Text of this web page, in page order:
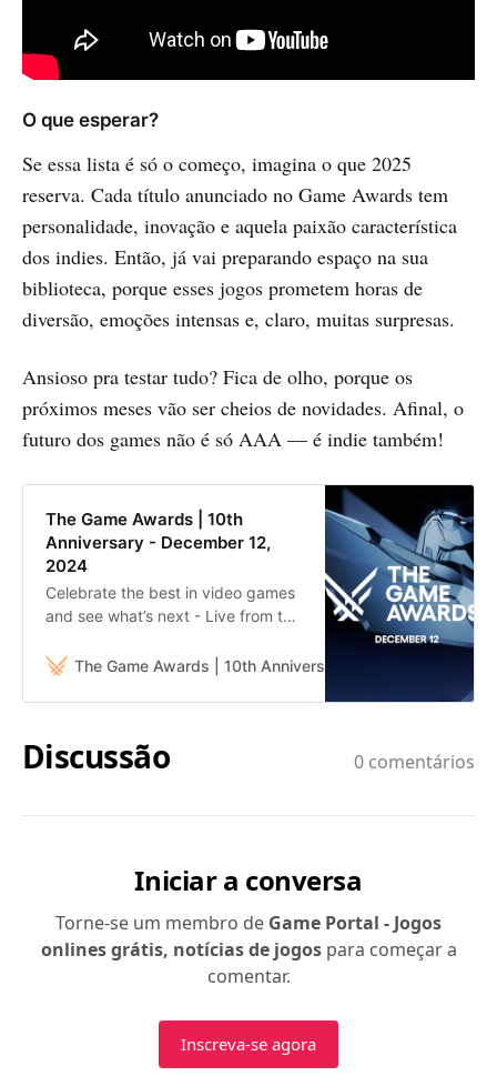
O que esperar?
Se essa lista é só o começo, imagina o que 2025
reserva. Cada título anunciado no Game Awards tem
personalidade, inovação e aquela paixão característica
dos indies. Então, já vai preparando espaço na sua
biblioteca, porque esses jogos prometem horas de
diversão, emoções intensas e, claro, muitas surpresas.
Ansioso pra testar tudo? Fica de olho, porque os
próximos meses vão ser cheios de novidades. Afinal, o
futuro dos games não é só AAA — é indie também!
The Game Awards | 10th
Anniversary - December 12,
2024
Celebrate the best in video games
and see what’s next - Live from the
The Game Awards | 10th Anniversary - December 12,